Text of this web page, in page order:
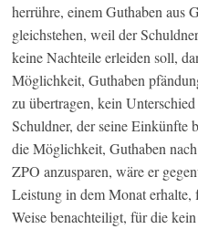
herrühre, einem Guthaben aus
gleichstehen, weil der
keine Nachteile erleiden soll,
Möglichkeit, Guthaben
zu übertragen, kein
Schuldner, der seine Einkünfte
die Möglichkeit, Guthaben
ZPO anzusparen, wäre er
Leistung in dem Monat erhalte,
Weise benachteiligt, für die